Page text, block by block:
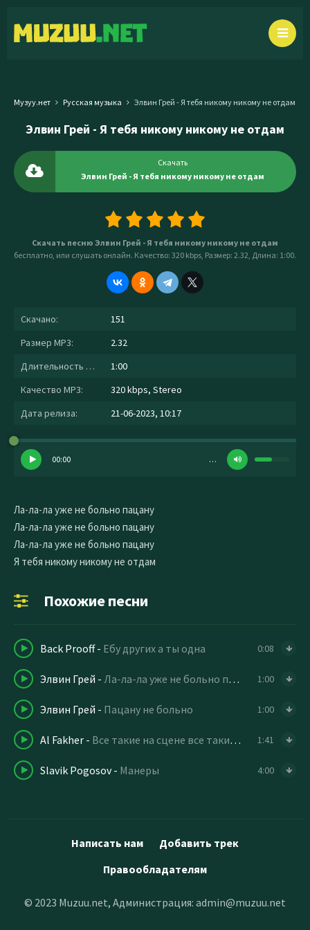
Музуу.нет Русская музыка Элвин Грей - Я тебя никому никому не отдам
Элвин Грей - Я тебя никому никому не отдам
Скачать
Элвин Грей - Я тебя никому никому не отдам
Скачать песню Элвин Грей - Я тебя никому никому не отдам
бесплатно, или слушать онлайн. Качество: 320 kbps, Размер: 2.32, Длина: 1:00.
Скачано:
151
Размер MP3:
2.32
Длительность MP3:
1:00
Качество MP3:
320 kbps, Stereo
Дата релиза:
21-06-2023, 10:17
00:00 …
Ла-ла-ла уже не больно пацану
Ла-ла-ла уже не больно пацану
Ла-ла-ла уже не больно пацану
Я тебя никому никому не отдам
Похожие песни
Back Prooff- Ебу других а ты одна 0:08
Элвин Грей - Ла-ла-ла уже не больно пацану 1:00
Элвин Грей - Пацану не больно 1:00
Al Fakher - Все такие на сцене все такие красивые speed up remix 1:41
Slavik Pogosov- Манеры 4:00
Написать нам
Добавить трек
Правообладателям
© 2023 Muzuu.net, Администрация: admin@muzuu.net